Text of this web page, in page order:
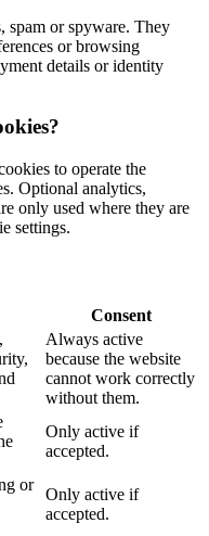
spam or spyware. They
or browsing
details or identity
to operate the
Optional analytics,
only used where they are
settings.
Consent
Always active
because the website
cannot work correctly
without them.
Only active if
accepted.
or
Only active if
accepted.